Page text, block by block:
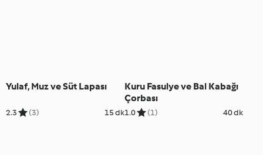
Yulaf, Muz ve Süt Lapası
2.3 (3) 15 dk
Kuru Fasulye ve Bal Kabağı
Çorbası
1.0 (1) 40 dk